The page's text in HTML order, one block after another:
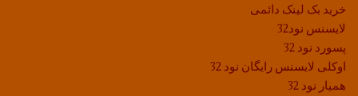
خرید بک لینک دائمی
لایسنس نود32
پسورد نود 32
اوکلی لایسنس رایگان نود 32
همیار نود 32